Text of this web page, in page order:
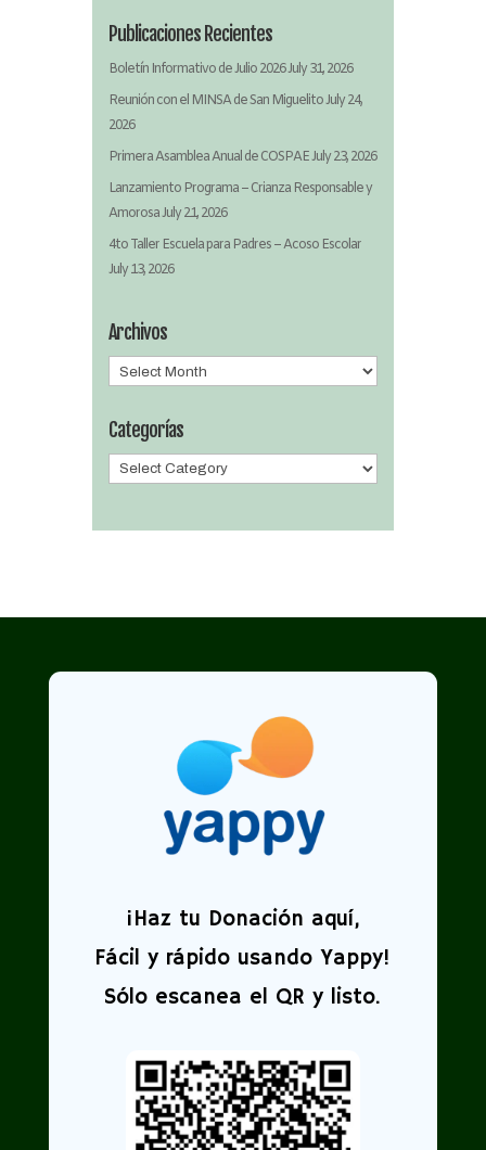
Publicaciones Recientes
Boletín Informativo de Julio 2026July 31, 2026
Reunión con el MINSA de San MiguelitoJuly 24,
2026
Primera Asamblea Anual de COSPAEJuly 23, 2026
Lanzamiento Programa – Crianza Responsable y
AmorosaJuly 21, 2026
4to Taller Escuela para Padres – Acoso Escolar
July 13, 2026
Archivos
Archivos
Categorías
Categorías
¡Haz tu Donación aquí,
Fácil y rápido usando Yappy!
Sólo escanea el QR y listo.